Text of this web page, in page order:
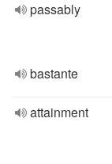
passably
bastante
attainment